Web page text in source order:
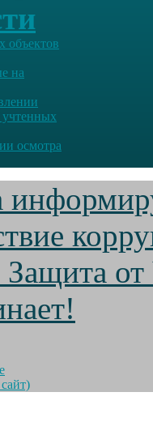
объектов
на
учтенных
осмотра
Защита